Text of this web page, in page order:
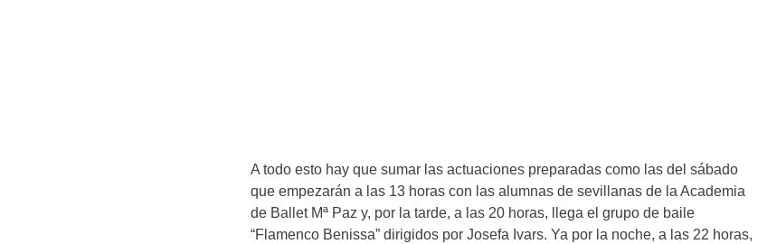
A todo esto hay que sumar las actuaciones preparadas como las del sábado
que empezarán a las 13 horas con las alumnas de sevillanas de la Academia
de Ballet Mª Paz y, por la tarde, a las 20 horas, llega el grupo de baile
“Flamenco Benissa” dirigidos por Josefa Ivars. Ya por la noche, a las 22 horas,